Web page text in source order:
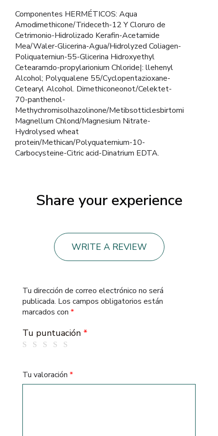
Componentes HERMÉTICOS: Aqua
Amodimethicone/Trideceth-12 Y Cloruro de
Cetrimonio-Hidrolizado Kerafin-Acetamide
Mea/Waler-Glicerina-Agua/Hidrolyzed Coliagen-
Poliquaterniun-55-Glicerina Hidroxyethyl
Cetearamdo-propylarionium Chloride|: llehenyl
Alcohol; Polyqualene 55/Cyclopentazioxane-
Cetearyl Alcohol. Dimethiconeonot/Celektet-
70-panthenol-
Methychromisolhazolinone/Metibsotticlesbirtomi
Magnellum Chlond/Magnesium Nitrate-
Hydrolysed wheat
protein/Methican/Polyquaternium-10-
Carbocysteine-Citric acid-Dinatrium EDTA.
Share your experience
WRITE A REVIEW
Tu dirección de correo electrónico no será
publicada. Los campos obligatorios están
marcados con *
Tu puntuación *
Tu valoración *